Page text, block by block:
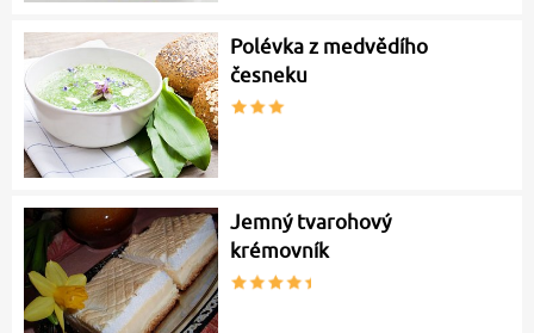
Polévka z medvědího
česneku
Jemný tvarohový
krémovník